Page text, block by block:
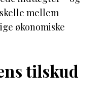
mellem
økonomiske
tilskud